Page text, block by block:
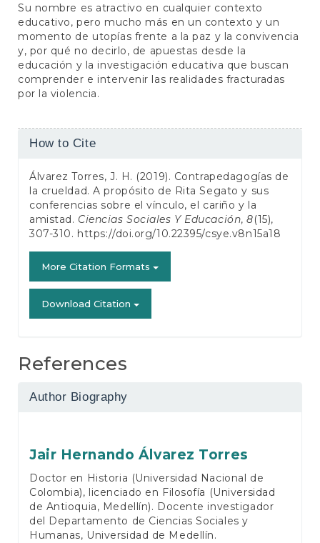
Su nombre es atractivo en cualquier contexto
educativo, pero mucho más en un contexto y un
momento de utopías frente a la paz y la convivencia
y, por qué no decirlo, de apuestas desde la
educación y la investigación educativa que buscan
comprender e intervenir las realidades fracturadas
por la violencia.
Article
How to Cite
Álvarez Torres, J. H. (2019). Contrapedagogías de
la crueldad. A propósito de Rita Segato y sus
conferencias sobre el vínculo, el cariño y la
amistad. Ciencias Sociales Y Educación,8(15),
307-310. https://doi.org/10.22395/csye.v8n15a18
More Citation Formats
Download Citation
References
Author Biography
Jair Hernando Álvarez Torres
Doctor en Historia (Universidad Nacional de
Colombia), licenciado en Filosofía (Universidad
de Antioquia, Medellín). Docente investigador
del Departamento de Ciencias Sociales y
Humanas, Universidad de Medellín.